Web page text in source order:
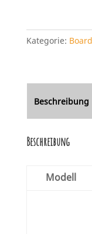
Kategorie:
Beschreibung
Beschreibung
Modell